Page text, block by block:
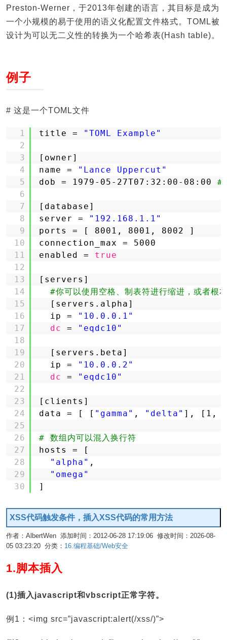
Preston-Werner，于2013年创建的语言，其目标是成为
一个小规模的易于使用的语义化配置文件格式。TOML被
设计为可以无二义性的转换为一个哈希表(Hash table)。
例子
# 这是一个TOML文件
1
2
3
4
5
6
7
8
9
10
11
12
13
14
15
16
17
18
19
20
21
22
23
24
25
26
27
28
29
30
title = "TOML Example"
[owner]
name =
"Lance Uppercut"
dob = 1979-05-27T07:32:00-08:00 #
[database]
server =
"192.168.1.1"
ports = [ 8001, 8001, 8002 ]
connection_max = 5000
enabled = true
[servers]
#你可以使用空格、制表符进行缩进，或者根
[servers.alpha]
ip =
"10.0.0.1"
dc
= "eqdc10"
[servers.beta]
ip =
"10.0.0.2"
dc
= "eqdc10"
[clients]
data = [ [ "gamma" , "delta" ], [1,
# 数组内可以混入换行符
hosts = [
"alpha" ,
"omega"
]
XSS代码触发条件，插入XSS代码的常用方法
作者：AlbertWen 添加时间：2012-06-28 17:19:06 修改时间：2026-08-
05 03:23:20 分类： 16.编程基础/Web安全
1.脚本插入
(1)插入javascript和vbscript正常字符。
例1：<img src=”javascript:alert(/xss/)”>